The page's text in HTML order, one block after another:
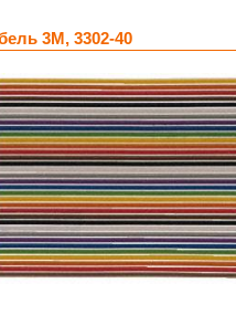
3M, 3302-40